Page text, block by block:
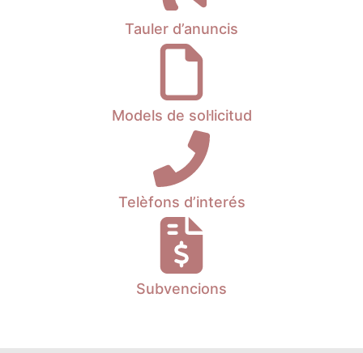
Tauler d’anuncis
Models de sol·licitud
Telèfons d’interés
Subvencions